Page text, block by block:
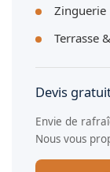
Zinguerie
Terrasse
Devis
Envie de
Nous vous